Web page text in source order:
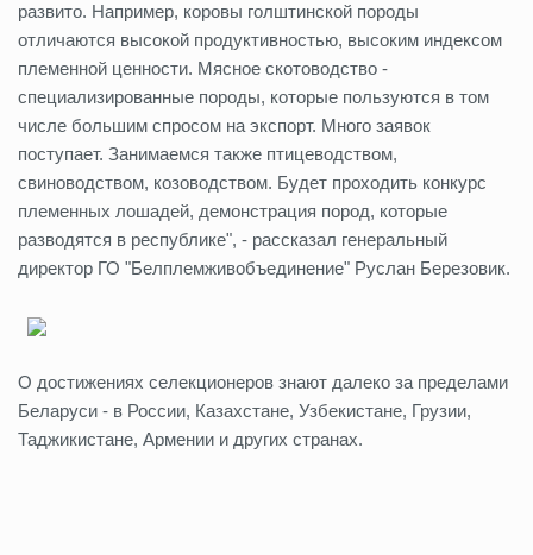
развито. Например, коровы голштинской породы
отличаются высокой продуктивностью, высоким индексом
племенной ценности. Мясное скотоводство -
специализированные породы, которые пользуются в том
числе большим спросом на экспорт. Много заявок
поступает. Занимаемся также птицеводством,
свиноводством, козоводством. Будет проходить конкурс
племенных лошадей, демонстрация пород, которые
разводятся в республике", - рассказал генеральный
директор ГО "Белплемживобъединение" Руслан Березовик.
О достижениях селекционеров знают далеко за пределами
Беларуси - в России, Казахстане, Узбекистане, Грузии,
Таджикистане, Армении и других странах.